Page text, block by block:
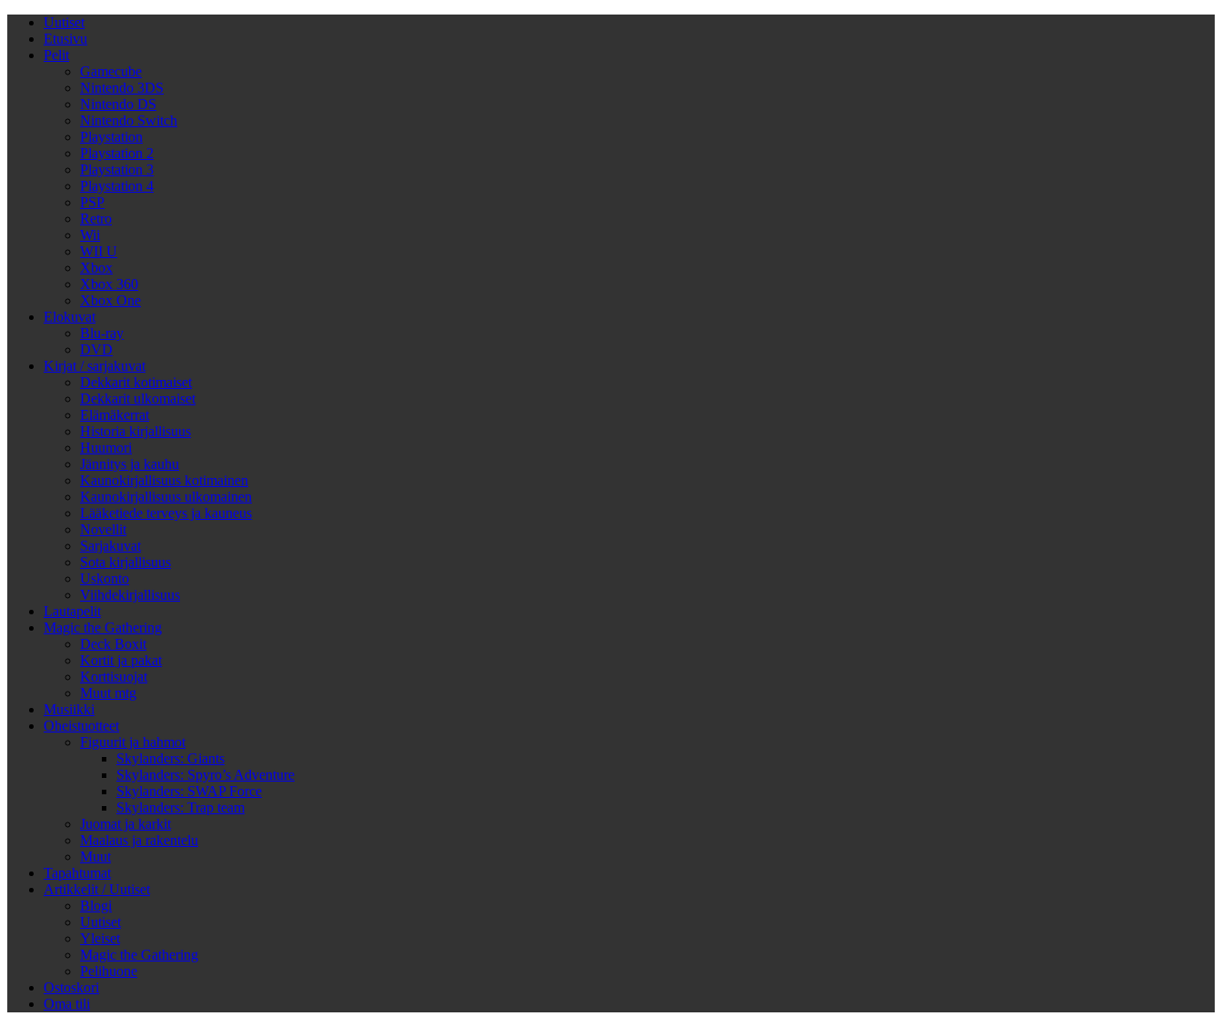
Uutiset
Etusivu
Pelit
Gamecube
Nintendo 3DS
Nintendo DS
Nintendo Switch
Playstation
Playstation 2
Playstation 3
Playstation 4
PSP
Retro
Wii
WII U
Xbox
Xbox 360
Xbox One
Elokuvat
Blu-ray
DVD
Kirjat / sarjakuvat
Dekkarit kotimaiset
Dekkarit ulkomaiset
Elämäkerrat
Historia kirjallisuus
Huumori
Jännitys ja kauhu
Kaunokirjallisuus kotimainen
Kaunokirjallisuus ulkomainen
Lääketiede terveys ja kauneus
Novellit
Sarjakuvat
Sota kirjallisuus
Uskonto
Viihdekirjallisuus
Lautapelit
Magic the Gathering
Deck Boxit
Kortit ja pakat
Korttisuojat
Muut mtg
Musiikki
Oheistuotteet
Figuurit ja hahmot
Skylanders: Giants
Skylanders: Spyro’s Adventure
Skylanders: SWAP Force
Skylanders: Trap team
Juomat ja karkit
Maalaus ja rakentelu
Muut
Tapahtumat
Artikkelit / Uutiset
Blogi
Uutiset
Yleiset
Magic the Gathering
Pelihuone
Ostoskori
Oma tili